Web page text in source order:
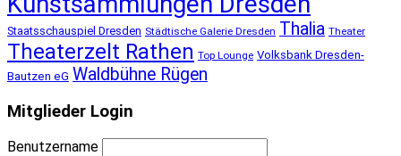
Staatsschauspiel Dresden Städtische Galerie Dresden Thalia Theater
Theaterzelt Rathen Top Lounge Volksbank Dresden-
Bautzen eG Waldbühne Rügen
Mitglieder Login
Benutzername